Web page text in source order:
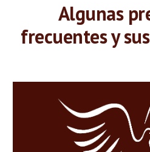
Algunas
frecuentes y